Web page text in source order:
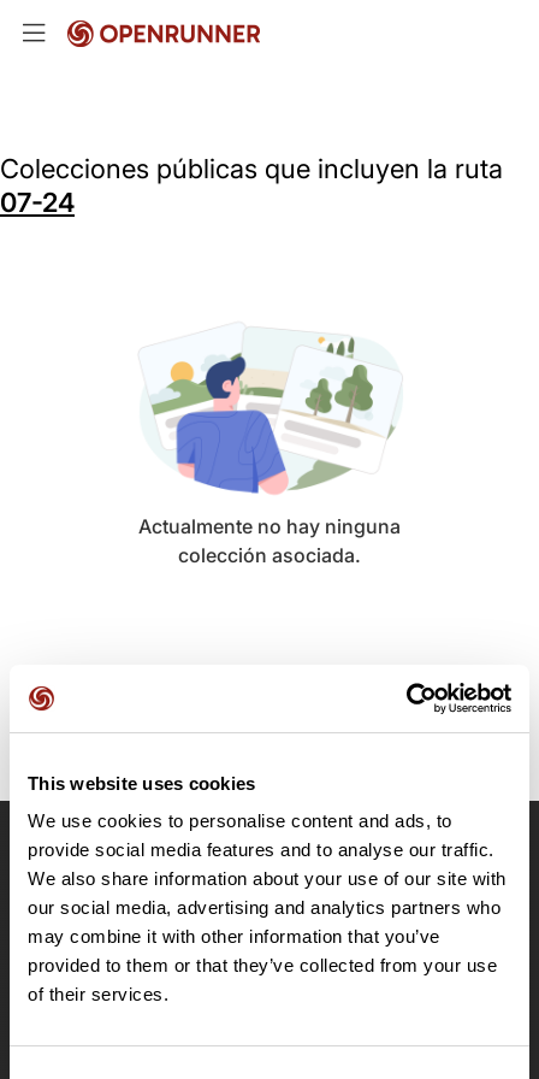
This website uses cookies
We use cookies to personalise content and ads, to
provide social media features and to analyse our traffic.
We also share information about your use of our site with
our social media, advertising and analytics partners who
may combine it with other information that you’ve
provided to them or that they’ve collected from your use
of their services.
Colecciones públicas que incluyen la ruta
07-24
Actualmente no hay ninguna
colección asociada.
OpenRunner
Equipo
Empleo
A proposito
Contacto